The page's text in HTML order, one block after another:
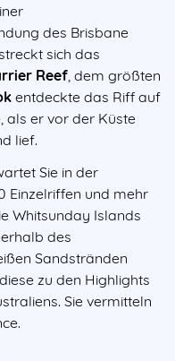
des Brisbane
sich das
Reef , dem größten
entdeckte das Riff auf
als er vor der Küste
lief.
Sie in der
Einzelriffen und mehr
Whitsunday Islands
des
Sandstränden
zu den Highlights
Sie vermitteln